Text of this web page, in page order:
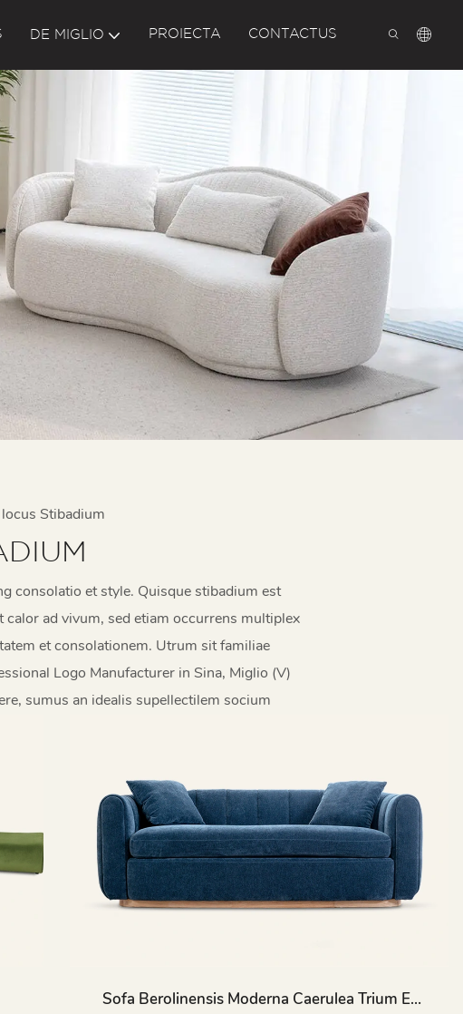
DE MIGLIO PROIECTA CONTACTUS
Stibadium
consolatio et style. Quisque stibadium est
ad vivum, sed etiam occurrens multiplex
et consolationem. Utrum sit familiae
Logo Manufacturer in Sina, Miglio (V)
sumus an idealis supellectilem socium
Sofa Berolinensis Moderna Caerulea Trium Et